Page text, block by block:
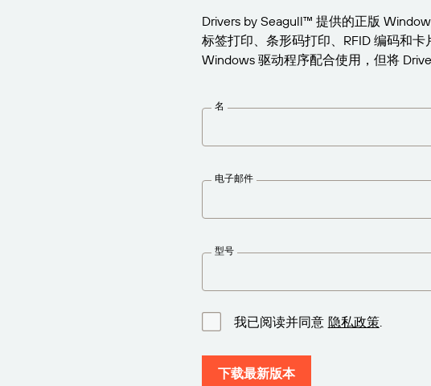
Drivers by Seagull™ 提供的正版
标签打印、条形码打印、RFID 编码和
Windows 驱动程序配合使用，但将
名
电子邮件
型号
我已阅读并同意 隐私政策.
下载最新版本